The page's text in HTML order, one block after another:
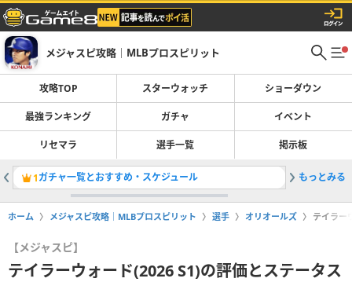
メジャスピ攻略｜MLBプロスピリット
攻略TOP スターウォッチ ショーダウン
最強ランキング ガチャ イベント
リセマラ 選手一覧 掲示板
1ガチャ一覧とおすすめ・スケジュール 2最強選
もっとみる
ホーム メジャスピ攻略｜MLBプロスピリット 選手 オリオールズ テイラー
【メジャスピ】
テイラーウォード(2026 S1)の評価とステータス